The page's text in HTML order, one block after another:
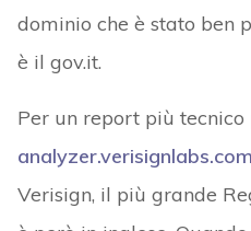
dominio che è stato ben
è il gov.it.
Per un report più tecnico
analyzer.verisignlabs.com
Verisign, il più grande